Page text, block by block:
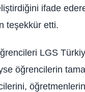
ifade
teşekkür etti.
LGS
öğrencilerin